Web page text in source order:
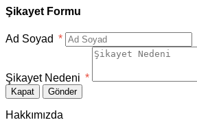
Şikayet Formu
Ad Soyad *
Şikayet Nedeni *
Kapat Gönder
Hakkımızda